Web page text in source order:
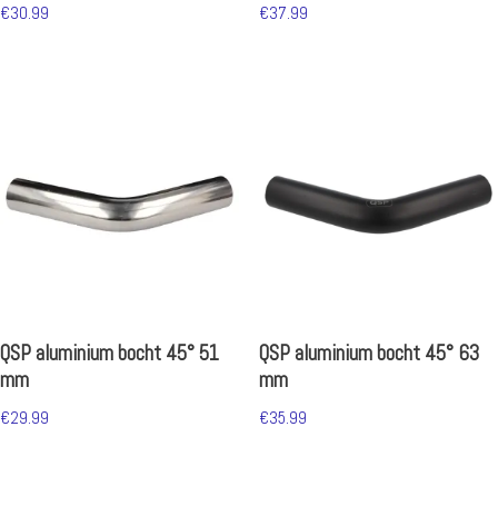
€30.99 €37.99
QSP aluminium bocht 45° 51
mm
€29.99
QSP aluminium bocht 45° 63
mm
€35.99